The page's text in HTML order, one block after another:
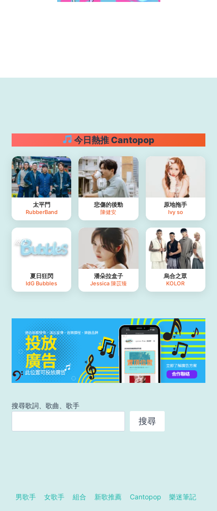
今日熱推 Cantopop
太平門
RubberBand
悲傷的後勁
陳健安
原地拖手
Ivy so
夏日狂閃
IdG Bubbles
潘朵拉盒子
Jessica 陳苡臻
烏合之眾
KOLOR
搜尋歌詞、歌曲、歌手
搜尋
男歌手 女歌手 組合 新歌推薦 Cantopop 樂迷筆記